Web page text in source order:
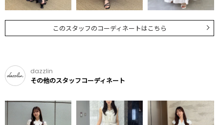
このスタッフのコーディネートはこちら
dazzlin
その他のスタッフコーディネート